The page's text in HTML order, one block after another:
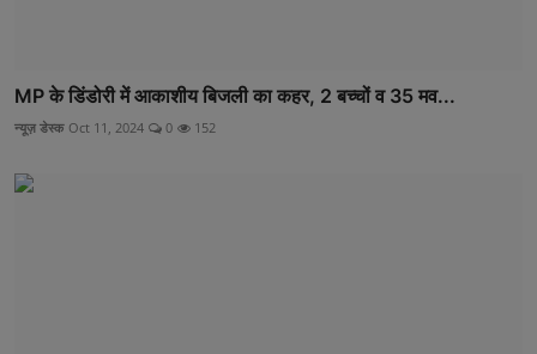
MP के डिंडोरी में आकाशीय बिजली का कहर, 2 बच्चों व 35 मव...
न्यूज़ डेस्क Oct 11, 2024 0 152